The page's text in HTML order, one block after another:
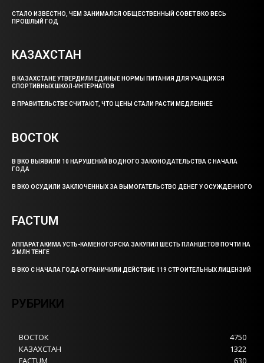
СТАЛО ИЗВЕСТНО, ЧЕМ ЗАНИМАЛСЯ ОБЩЕСТВЕННЫЙ СОВЕТ ВКО ВЕСЬ
ПРОШЛЫЙ ГОД
КАЗАХСТАН
В КАЗАХСТАНЕ УТВЕРДИЛИ ЕДИНЫЕ НОРМЫ ПИТАНИЯ ДЛЯ УЧАЩИХСЯ
СПОРТИВНЫХ ШКОЛ-ИНТЕРНАТОВ
В ПРАВИТЕЛЬСТВЕ СЧИТАЮТ, ЧТО ЦЕНЫ СТАЛИ РАСТИ МЕДЛЕННЕЕ
ВОСТОК
В ВКО ВЫЯВИЛИ 10 НАРУШЕНИЙ ВОДНОГО ЗАКОНОДАТЕЛЬСТВА С НАЧАЛА
ГОДА
В ВКО ОСУДИЛИ ЗАКЛЮЧЕННЫХ ЗА ВЫМОГАТЕЛЬСТВО ДЕНЕГ У ОСУЖДЕННОГО
FACTUM
АППАРАТ АКИМА УСТЬ-КАМЕНОГОРСКА ЗАКУПИЛ ШЕСТЬ ПЛАНШЕТОВ ПОЧТИ НА
2 МЛН ТЕНГЕ
В ВКО С НАЧАЛА ГОДА ОГРАНИЧИЛИ ДЕЙСТВИЕ 119 СТРОИТЕЛЬНЫХ ЛИЦЕНЗИЙ
РУБРИКИ
ВОСТОК
4750
КАЗАХСТАН
1322
FACTUM
630